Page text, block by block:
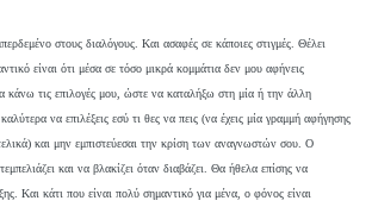
στους διαλόγους. Και ασαφές σε κάποιες στιγμές. Θέλει
είναι ότι μέσα σε τόσο μικρά κομμάτια δεν μου αφήνεις
κάνω τις επιλογές μου, ώστε να καταλήξω στη μία ή την άλλη
να επιλέξεις εσύ τι θες να πεις (να έχεις μία γραμμή αφήγησης
τελικά) και μην εμπιστεύεσαι την κρίση των αναγνωστών σου. Ο
και να βλακίζει όταν διαβάζει. Θα ήθελα επίσης να
Και κάτι που είναι πολύ σημαντικό για μένα, ο φόνος είναι